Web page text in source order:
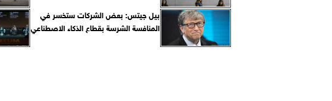
بيل جيتس: بعض الشركات ستخسر في
المنافسة الشرسة بقطاع الذكاء الاصطناعي